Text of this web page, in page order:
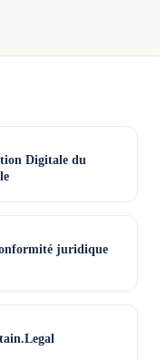
Digitale du
juridique